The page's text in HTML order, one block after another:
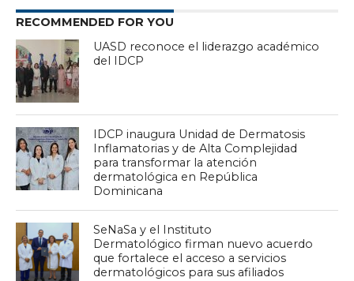
RECOMMENDED FOR YOU
UASD reconoce el liderazgo académico
del IDCP
IDCP inaugura Unidad de Dermatosis
Inflamatorias y de Alta Complejidad
para transformar la atención
dermatológica en República
Dominicana
SeNaSa y el Instituto
Dermatológico firman nuevo acuerdo
que fortalece el acceso a servicios
dermatológicos para sus afiliados